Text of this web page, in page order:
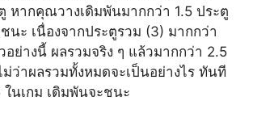
หากคุณวางเดิมพันมากกว่า 1.5 ประตู
ะ เนื่องจากประตูรวม (3) มากกว่า
อย่างนี้ ผลรวมจริง ๆ แล้วมากกว่า 2.5
ว่าผลรวมทั้งหมดจะเป็นอย่างไร ทันที
ในเกม เดิมพันจะชนะ